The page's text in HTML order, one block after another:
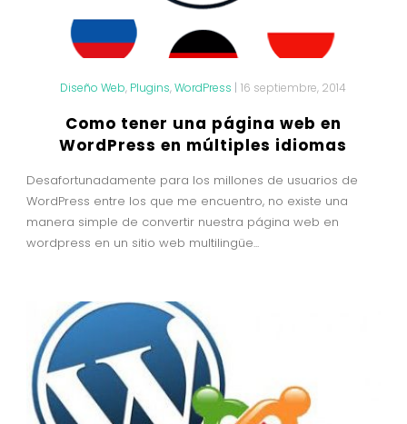
Diseño Web, Plugins,WordPress | 16 septiembre, 2014
Como tener una página web en
WordPress en múltiples idiomas
Desafortunadamente para los millones de usuarios de
WordPress entre los que me encuentro, no existe una
manera simple de convertir nuestra página web en
wordpress en un sitio web multilingüe...